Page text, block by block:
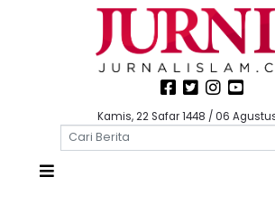
Kamis, 22 Safar 1448 / 06